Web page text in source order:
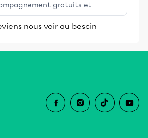
gratuits et
Alloprof engage les élèves
parents dans la réussite
nous voir au besoin